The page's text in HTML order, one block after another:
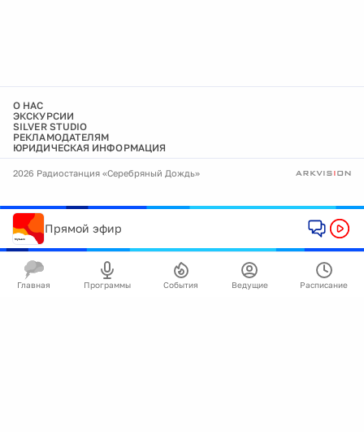
О НАС
ЭКСКУРСИИ
SILVER STUDIO
РЕКЛАМОДАТЕЛЯМ
ЮРИДИЧЕСКАЯ ИНФОРМАЦИЯ
2026 Радиостанция «Серебряный Дождь»
Прямой эфир
Главная Программы События Ведущие Расписание